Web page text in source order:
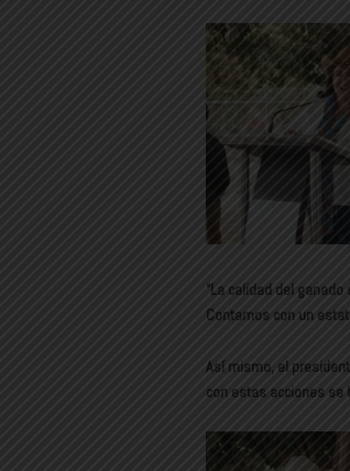
“La calidad del
Contamos con un
Así mismo, el
con estas acciones se